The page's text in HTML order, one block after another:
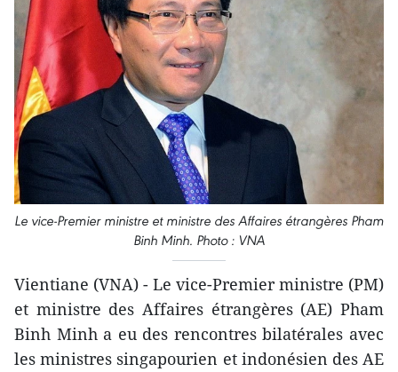
Le vice-Premier ministre et ministre des Affaires étrangères Pham
Binh Minh. Photo : VNA
Vientiane (VNA) - Le vice-Premier ministre (PM)
et ministre des Affaires étrangères (AE) Pham
Binh Minh ​a eu des rencontres bilatérales avec
les ministres singapourien et indonésien des AE